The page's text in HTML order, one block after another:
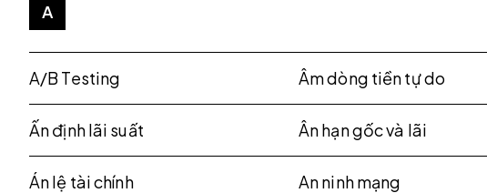
A
A/B Testing Âm dòng tiền tự do
Ấn định lãi suất Ân hạn gốc và lãi
Án lệ tài chính An ninh mạng